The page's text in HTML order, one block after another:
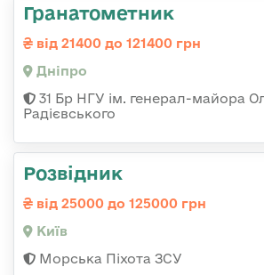
Гранатометник
від 21400 до 121400 грн
Дніпро
31 Бр НГУ ім. генерал-майора
Радієвського
Розвідник
від 25000 до 125000 грн
Київ
Морська Піхота ЗСУ